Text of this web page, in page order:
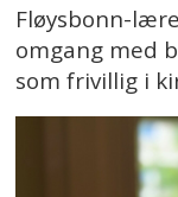
Fløysbonn-
omgang med
som frivillig i